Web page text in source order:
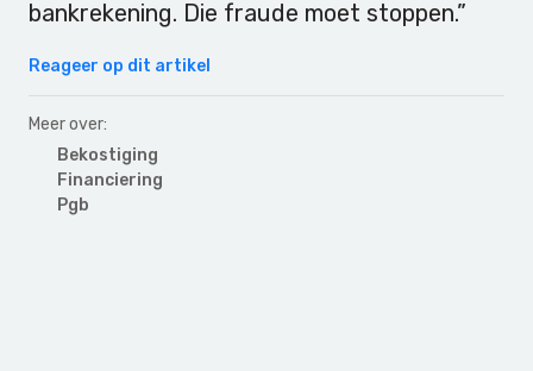
bankrekening. Die fraude moet stoppen.”
Reageer op dit artikel
Meer over:
Bekostiging
Financiering
Pgb